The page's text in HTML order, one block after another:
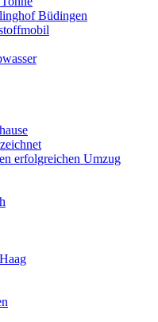
Büdingen
erfolgreichen Umzug